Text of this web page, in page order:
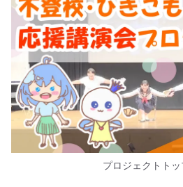
プロジェクトト